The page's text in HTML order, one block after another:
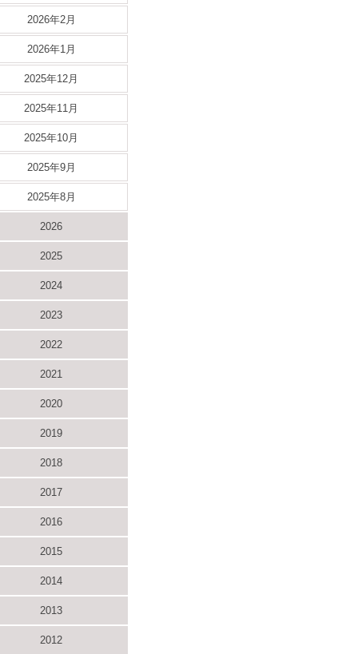
2026年2月
2026年1月
2025年12月
2025年11月
2025年10月
2025年9月
2025年8月
2026
2025
2024
2023
2022
2021
2020
2019
2018
2017
2016
2015
2014
2013
2012